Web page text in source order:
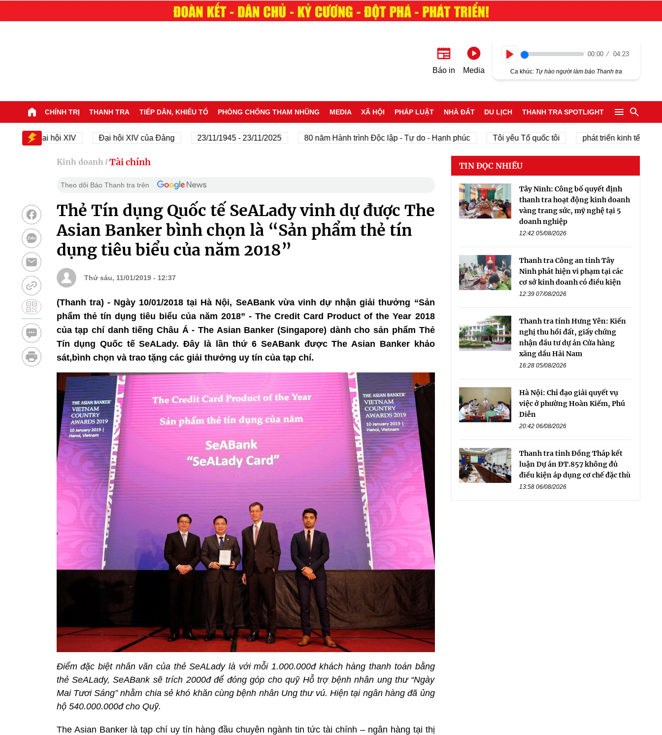
Báo in Media
00:00 04:23
Ca khúc: Tự hào người làm báo Thanh tra
CHÍNH TRỊ THANH TRA TIẾP DÂN, KHIẾU TỐ PHÒNG CHỐNG THAM NHŨNG MEDIA XÃ HỘI PHÁP LUẬT NHÀ ĐẤT DU LỊCH THANH TRA SPOTLIGHT
Đại hội XIV Đại hội XIV của Đảng 23/11/1945 - 23/11/2025 80 năm Hành trình Độc lập - Tự do - Hạnh phúc Tôi yêu Tổ quốc tôi phát triển kinh tế tư nhân
Kinh doanh / Tài chính
Theo dõi Báo Thanh tra trên
Thẻ Tín dụng Quốc tế SeALady vinh dự được The
Asian Banker bình chọn là “Sản phẩm thẻ tín
dụng tiêu biểu của năm 2018”
Thứ sáu, 11/01/2019 - 12:37
(Thanh tra) - Ngày 10/01/2018 tại Hà Nội, SeABank vừa vinh dự nhận giải thưởng “Sản
phẩm thẻ tín dụng tiêu biểu của năm 2018” - The Credit Card Product of the Year 2018
của tạp chí danh tiếng Châu Á - The Asian Banker (Singapore) dành cho sản phẩm Thẻ
Tín dụng Quốc tế SeALady. Đây là lần thứ 6 SeABank được The Asian Banker khảo
sát,bình chọn và trao tặng các giải thưởng uy tín của tạp chí.
Điểm đặc biệt nhân văn của thẻ SeALady là với mỗi 1.000.000đ khách hàng thanh toán bằng
thẻ SeALady, SeABank sẽ trích 2000đ để đóng góp cho quỹ Hỗ trợ bệnh nhân ung thư “Ngày
Mai Tươi Sáng” nhằm chia sẻ khó khăn cùng bệnh nhân Ung thư vú. Hiện tại ngân hàng đã ủng
hộ 540.000.000đ cho Quỹ.
The Asian Banker là tạp chí uy tín hàng đầu chuyên ngành tin tức tài chính – ngân hàng tại thị
TIN ĐỌC NHIỀU
Tây Ninh: Công bố quyết định
thanh tra hoạt động kinh doanh
vàng trang sức, mỹ nghệ tại 5
doanh nghiệp
12:42 05/08/2026
Thanh tra Công an tỉnh Tây
Ninh phát hiện vi phạm tại các
cơ sở kinh doanh có điều kiện
12:39 07/08/2026
Thanh tra tỉnh Hưng Yên: Kiến
nghị thu hồi đất, giấy chứng
nhận đầu tư dự án Cửa hàng
xăng dầu Hải Nam
16:28 05/08/2026
Hà Nội: Chỉ đạo giải quyết vụ
việc ở phường Hoàn Kiếm, Phú
Diễn
20:42 06/08/2026
Thanh tra tỉnh Đồng Tháp kết
luận Dự án ĐT.857 không đủ
điều kiện áp dụng cơ chế đặc thù
13:58 06/08/2026